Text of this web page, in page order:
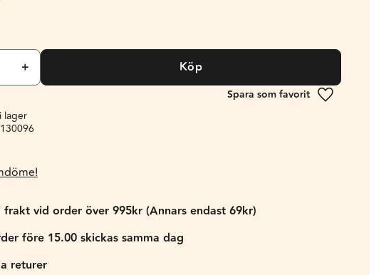
+ Köp
Lägg till i
lager
130096
frakt vid order över 995kr (Annars endast 69kr)
före 15.00 skickas samma dag
returer